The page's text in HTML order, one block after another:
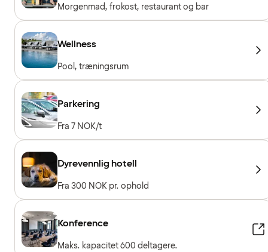
Morgenmad, frokost, restaurant og bar
Wellness
Pool, træningsrum
Parkering
Fra 7 NOK/t
Dyrevennlig hotell
Fra 300 NOK pr. ophold
Konference
Maks. kapacitet 600 deltagere.